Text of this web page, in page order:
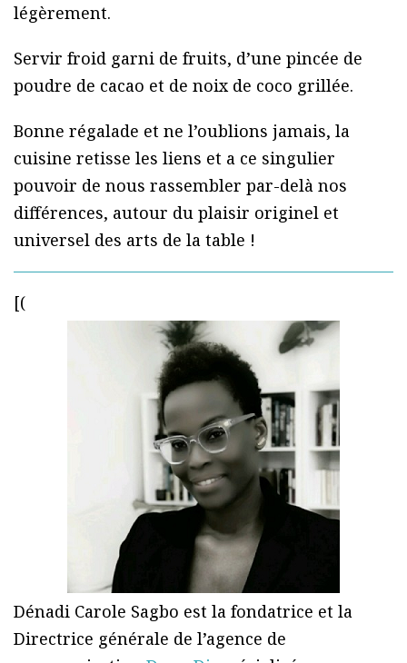
légèrement.
Servir froid garni de fruits, d’une pincée de
poudre de cacao et de noix de coco grillée.
Bonne régalade et ne l’oublions jamais, la
cuisine retisse les liens et a ce singulier
pouvoir de nous rassembler par-delà nos
différences, autour du plaisir originel et
universel des arts de la table !
[(
Dénadi Carole Sagbo est la fondatrice et la
Directrice générale de l’agence de